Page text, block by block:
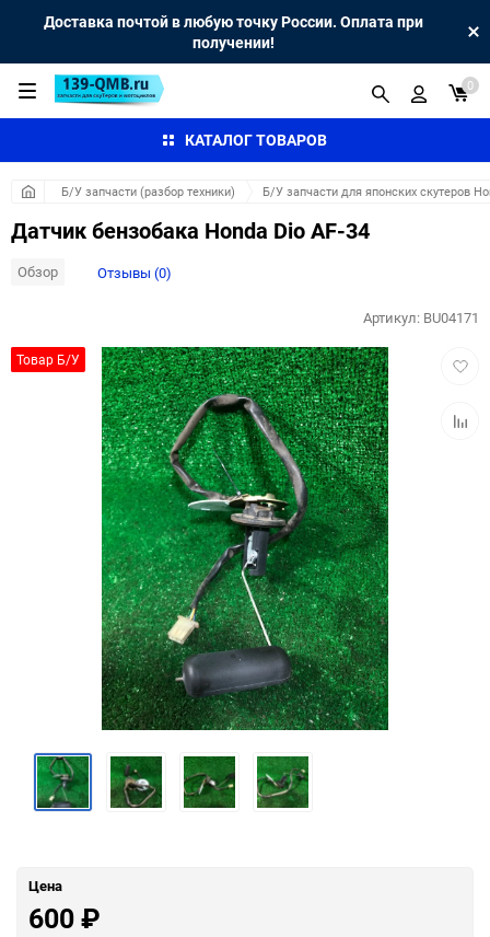
Доставка почтой в любую точку России. Оплата при
получении!
КАТАЛОГ ТОВАРОВ
0
Б/У запчасти (разбор техники) Б/У запчасти для японских скутеров
Датчик бензобака Honda Dio AF-34
Обзор Отзывы (0)
Товар Б/У
Артикул: BU04171
Цена
600₽